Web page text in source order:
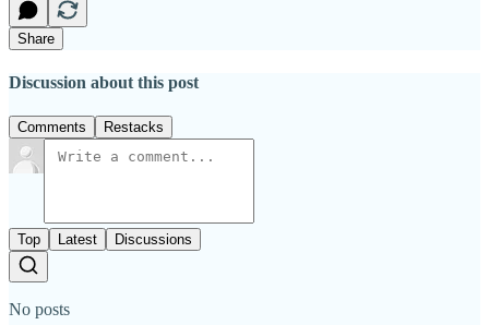
Share
Discussion about this post
Comments Restacks
Top Latest Discussions
No posts